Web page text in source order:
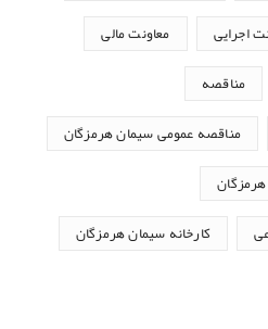
اجرایی معاونت مالی
مناقصه
مناقصه عمومی سیمان هرمزگان
کارخانه سیمان هرمزگان